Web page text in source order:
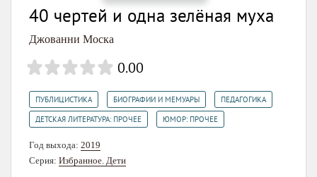
40 чертей и одна зелёная муха
Джованни Моска
0.00
ПУБЛИЦИСТИКА БИОГРАФИИ И МЕМУАРЫ ПЕДАГОГИКА
ДЕТСКАЯ ЛИТЕРАТУРА: ПРОЧЕЕ ЮМОР: ПРОЧЕЕ
Год выхода: 2019
Серия: Избранное. Дети